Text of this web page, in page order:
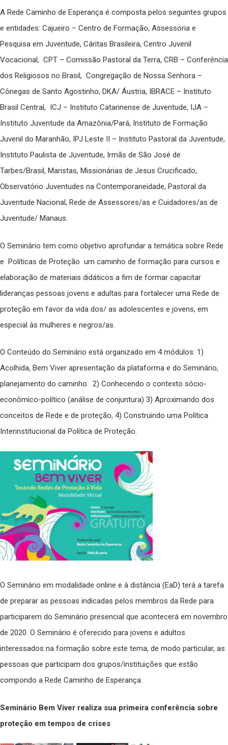
A Rede Caminho de Esperança é composta pelos seguintes grupos
e entidades: Cajueiro – Centro de Formação, Assessoria e
Pesquisa em Juventude, Cáritas Brasileira, Centro Juvenil
Vocacional, CPT – Comissão Pastoral da Terra, CRB – Conferência
dos Religiosos no Brasil, Congregação de Nossa Senhora –
Cônegas de Santo Agostinho, DKA/ Áustria, IBRACE – Instituto
Brasil Central, ICJ – Instituto Catarinense de Juventude, IJA –
Instituto Juventude da Amazônia/Pará, Instituto de Formação
Juvenil do Maranhão, IPJ Leste II – Instituto Pastoral da Juventude,
Instituto Paulista de Juventude, Irmãs de São José de
Tarbes/Brasil, Maristas, Missionárias de Jesus Crucificado,
Observatório Juventudes na Contemporaneidade, Pastoral da
Juventude Nacional, Rede de Assessores/as e Cuidadores/as de
Juventude/ Manaus.
O Seminário tem como objetivo aprofundar a temática sobre Rede
e Políticas de Proteção um caminho de formação para cursos e
elaboração de materiais didáticos a fim de formar capacitar
lideranças pessoas jovens e adultas para fortalecer uma Rede de
proteção em favor da vida dos/ as adolescentes e jovens, em
especial às mulheres e negros/as.
O Conteúdo do Seminário está organizado em 4 módulos: 1)
Acolhida, Bem Viver apresentação da plataforma e do Seminário,
planejamento do caminho. 2) Conhecendo o contexto sócio-
econômico-político (análise de conjuntura) 3) Aproximando dos
conceitos de Rede e de proteção, 4) Construindo uma Política
Interinstitucional da Política de Proteção.
O Seminário em modalidade online e à distância (EaD) terá a tarefa
de preparar as pessoas indicadas pelos membros da Rede para
participarem do Seminário presencial que acontecerá em novembro
de 2020. O Seminário é oferecido para jovens e adultos
interessados na formação sobre este tema, de modo particular, as
pessoas que participam dos grupos/instituições que estão
compondo a Rede Caminho de Esperança.
Seminário Bem Viver realiza sua primeira conferência sobre
proteção em tempos de crises